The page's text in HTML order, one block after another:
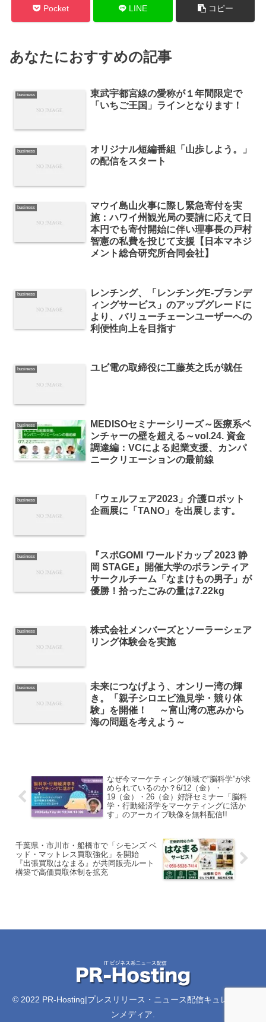
Pocket LINE コピー
あなたにおすすめの記事
business
東武宇都宮線の愛称が１年間限定で
「いちご王国」ラインとなります！
business
オリジナル短編番組「山歩しよう。」
の配信をスタート
business
マウイ島山火事に際し緊急寄付を実
施：ハワイ州観光局の要請に応えて日
本円でも寄付開始に伴い理事長の戸村
智憲の私費を投じて支援【日本マネジ
メント総合研究所合同会社】
business
レンチング、「レンチングE-ブランデ
ィングサービス」のアップグレードに
より、バリューチェーンユーザーへの
利便性向上を目指す
business ユビ電の取締役に工藤英之氏が就任
business
MEDISOセミナーシリーズ～医療系ベ
ンチャーの壁を超える～vol.24. 資金
調達編：VCによる起業支援、カンパ
ニークリエーションの最前線
business
「ウェルフェア2023」介護ロボット
企画展に「TANO」を出展します。
business
『スポGOMI ワールドカップ 2023 静
岡 STAGE』開催大学のボランティア
サークルチーム「なまけもの男子」が
優勝！拾ったごみの量は7.22kg
business
株式会社メンバーズとソーラーシェア
リング体験会を実施
business
未来につなげよう、オンリー湾の輝
き。「親子シロエビ漁見学・競り体
験」を開催！ ～富山湾の恵みから
海の問題を考えよう～
なぜ今マーケティング領域で“脳科学”が求
められているのか？6/12（金）・
19（金）・26（金）好評セミナー「脳科
学・行動経済学をマーケティングに活か
す」のアーカイブ映像を無料配信!!
千葉県・市川市・船橋市で「シモンズ ベ
ッド・マットレス買取強化」を開始
『出張買取はなまる』が共同販売ルート
構築で高価買取体制を拡充
© 2022 PR-Hosting|プレスリリース・ニュース配信キュレーショ
ンメディア.